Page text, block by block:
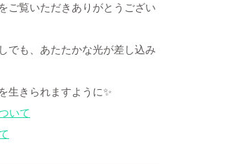
ご覧いただきありがとうござい
でも、あたたかな光が差し込み
生きられますように✨
いて